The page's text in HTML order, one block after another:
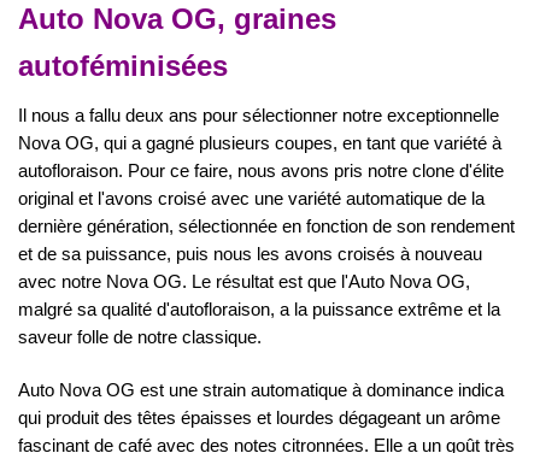
Auto Nova OG, graines
autoféminisées
Il nous a fallu deux ans pour sélectionner notre exceptionnelle
Nova OG, qui a gagné plusieurs coupes, en tant que variété à
autofloraison. Pour ce faire, nous avons pris notre clone d'élite
original et l'avons croisé avec une variété automatique de la
dernière génération, sélectionnée en fonction de son rendement
et de sa puissance, puis nous les avons croisés à nouveau
avec notre Nova OG. Le résultat est que l'Auto Nova OG,
malgré sa qualité d'autofloraison, a la puissance extrême et la
saveur folle de notre classique.
Auto Nova OG est une strain automatique à dominance indica
qui produit des têtes épaisses et lourdes dégageant un arôme
fascinant de café avec des notes citronnées. Elle a un goût très